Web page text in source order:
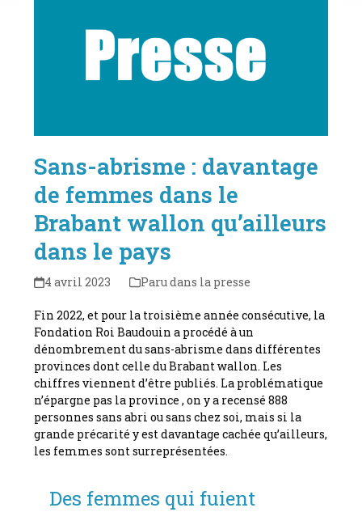
Sans-abrisme : davantage
de femmes dans le
Brabant wallon qu’ailleurs
dans le pays
4 avril 2023 Paru dans la presse
Fin 2022, et pour la troisième année consécutive, la
Fondation Roi Baudouin a procédé à un
dénombrement du sans-abrisme dans différentes
provinces dont celle du Brabant wallon. Les
chiffres viennent d’être publiés. La problématique
n’épargne pas la province , on y a recensé 888
personnes sans abri ou sans chez soi, mais si la
grande précarité y est davantage cachée qu’ailleurs,
les femmes sont surreprésentées.
Des femmes qui fuient